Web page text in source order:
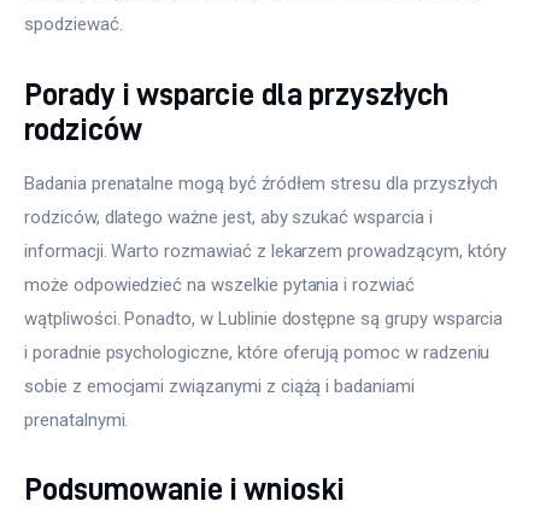
spodziewać.
Porady i wsparcie dla przyszłych
rodziców
Badania prenatalne mogą być źródłem stresu dla przyszłych
rodziców, dlatego ważne jest, aby szukać wsparcia i
informacji. Warto rozmawiać z lekarzem prowadzącym, który
może odpowiedzieć na wszelkie pytania i rozwiać
wątpliwości. Ponadto, w Lublinie dostępne są grupy wsparcia
i poradnie psychologiczne, które oferują pomoc w radzeniu
sobie z emocjami związanymi z ciążą i badaniami
prenatalnymi.
Podsumowanie i wnioski